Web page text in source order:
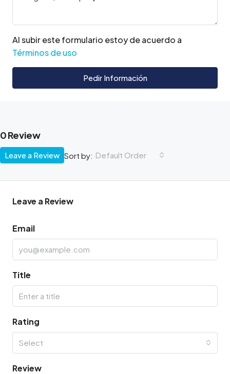
Al subir este formulario estoy de acuerdo a
Términos de uso
Pedir Información
0 Review
Sort by: Default Order
Leave a Review
Leave a Review
Email
Title
Rating
Select
Review